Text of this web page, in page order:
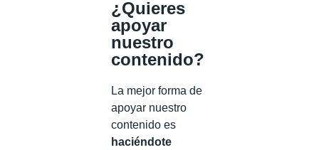
¿Quieres
apoyar
nuestro
contenido?
La mejor forma de
apoyar nuestro
contenido es
haciéndote